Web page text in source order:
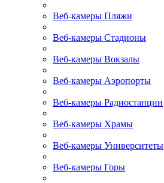
Веб-камеры Пляжи
Веб-камеры Стадионы
Веб-камеры Вокзалы
Веб-камеры Аэропорты
Веб-камеры Радиостанции
Веб-камеры Храмы
Веб-камеры Университеты
Веб-камеры Горы